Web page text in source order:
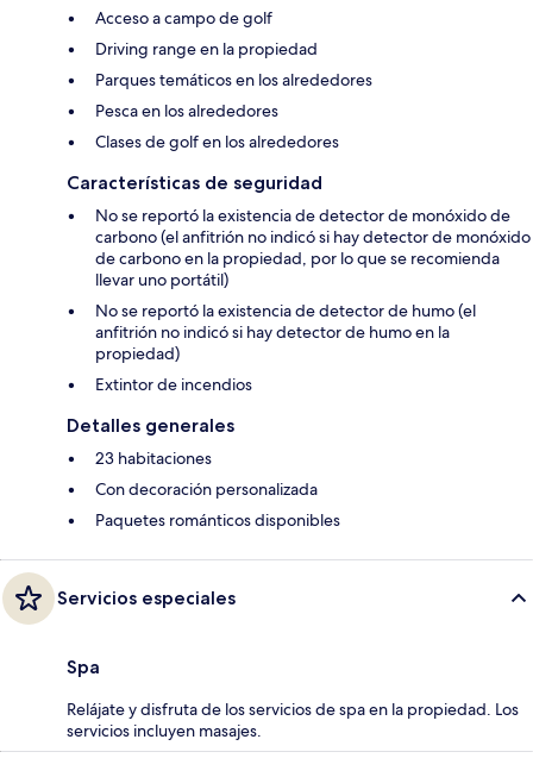
Acceso a campo de golf
Driving range en la propiedad
Parques temáticos en los alrededores
Pesca en los alrededores
Clases de golf en los alrededores
Características de seguridad
No se reportó la existencia de detector de monóxido de
carbono (el anfitrión no indicó si hay detector de monóxido
de carbono en la propiedad, por lo que se recomienda
llevar uno portátil)
No se reportó la existencia de detector de humo (el
anfitrión no indicó si hay detector de humo en la
propiedad)
Extintor de incendios
Detalles generales
23 habitaciones
Con decoración personalizada
Paquetes románticos disponibles
Servicios especiales
Spa
Relájate y disfruta de los servicios de spa en la propiedad. Los
servicios incluyen masajes.